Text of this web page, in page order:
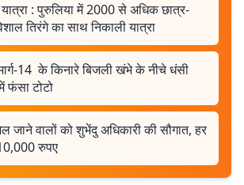
यात्रा : पुरुलिया में 2000 से अधिक छात्र-
तिरंगे का साथ निकाली यात्रा
14 के किनारे बिजली खंभे के नीचे धंसी
फंसा टोटो
जाने वालों को शुभेंदु अधिकारी की सौगात, हर
रुपए